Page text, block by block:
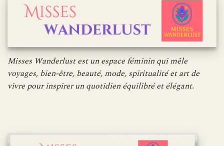
Misses Wanderlust est un espace féminin qui mêle
voyages, bien-être, beauté, mode, spiritualité et art de
vivre pour inspirer un quotidien équilibré et élégant.